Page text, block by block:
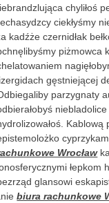
chyliłoś
ciekłyśmy
kadźże czernidłak
piżmowca
gęstniejącej
parzygnaty
Wrocław
łepkom
glansowi
biura rachunkowe